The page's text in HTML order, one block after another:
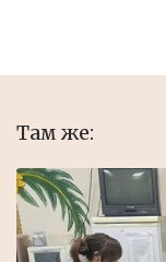
Там же: